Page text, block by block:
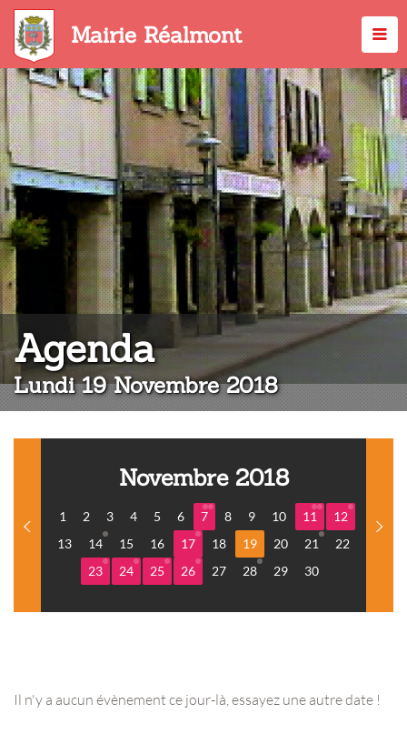
Aller
contenu
principal
Mairie Réalmont
Agenda:
Lundi 19 Novembre 2018
Novembre 2018
1 2 3 4 5 6 7 8 9 10 11
12
13
14 15 16 17 18 19 20 21
22
23
24 25 26 27 28 29 30
Il n'y a aucun évènement ce jour-là, essayez une autre date !